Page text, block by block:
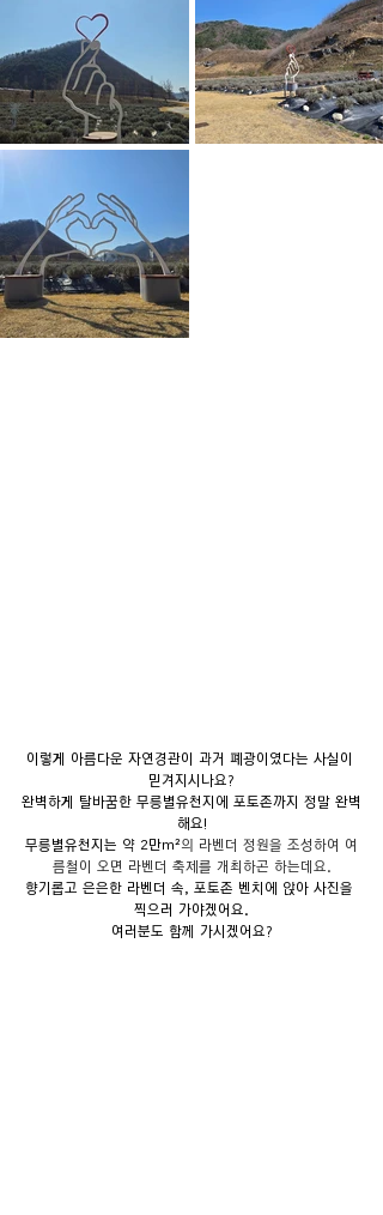
이렇게 아름다운 자연경관이 과거 폐광이였다는 사실이
믿겨지시나요?
완벽하게 탈바꿈한 무릉별유천지에 포토존까지 정말 완벽
해요!
무릉별유천지는 약 2만m²의 라벤더 정원을 조성하여 여
름철이 오면 라벤더 축제를 개최하곤 하는데요.
향기롭고 은은한 라벤더 속, 포토존 벤치에 앉아 사진을
찍으러 가야겠어요.
여러분도 함께 가시겠어요?